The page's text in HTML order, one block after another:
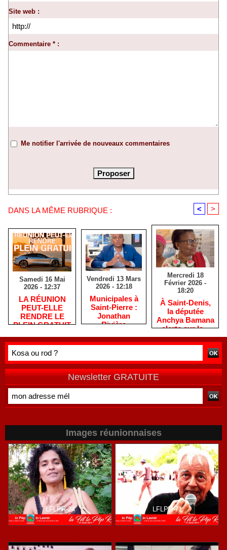
Site web :
Commentaire * :
Me notifier l'arrivée de nouveaux commentaires
DANS LA MÊME RUBRIQUE : < >
Samedi 16 Mai
2026 - 12:37
​LA RÉUNION
PEUT-ELLE
RENDRE LE
PLEIN GRATUIT
Vendredi 13 Mars
2026 - 12:18
​Municipales à
Saint-Pierre :
Jonathan
Rivière
habitants après
de terrain
Mercredi 18
Février 2026 -
18:20
​À Saint-Denis,
la députée
Anchya Bamana
alerte sur la «
double peine »
vécue par
Newsletter GRATUITE
Images réunionnaises
LFLPR-24 LFLPR-71